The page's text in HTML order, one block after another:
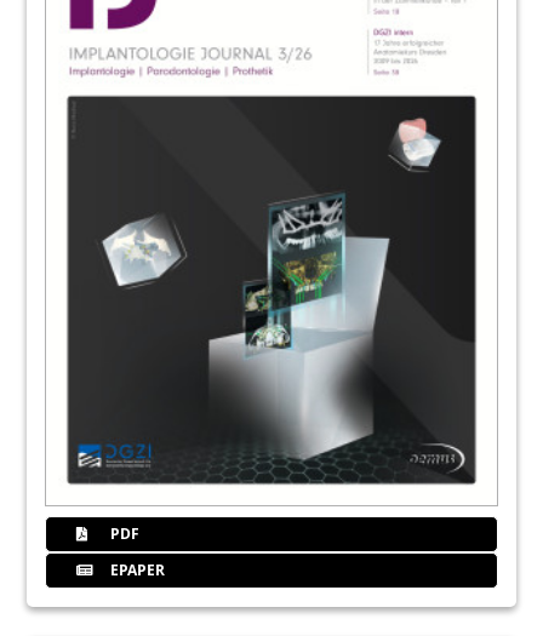
Mitgliedsantrag: DGZI - Deutsche
Gesellschaft für Zahnärztliche
Implantologie e.V.
Markt
BEGO Implant Systems GmbH & Co. KG
Erfahrung und Innovation als Garant für
Durch die Fusion von Dentsply und Sirona
entsteht The Dental Solutions Company™
Redaktion
64
News
Redaktion
PDF
EPAPER